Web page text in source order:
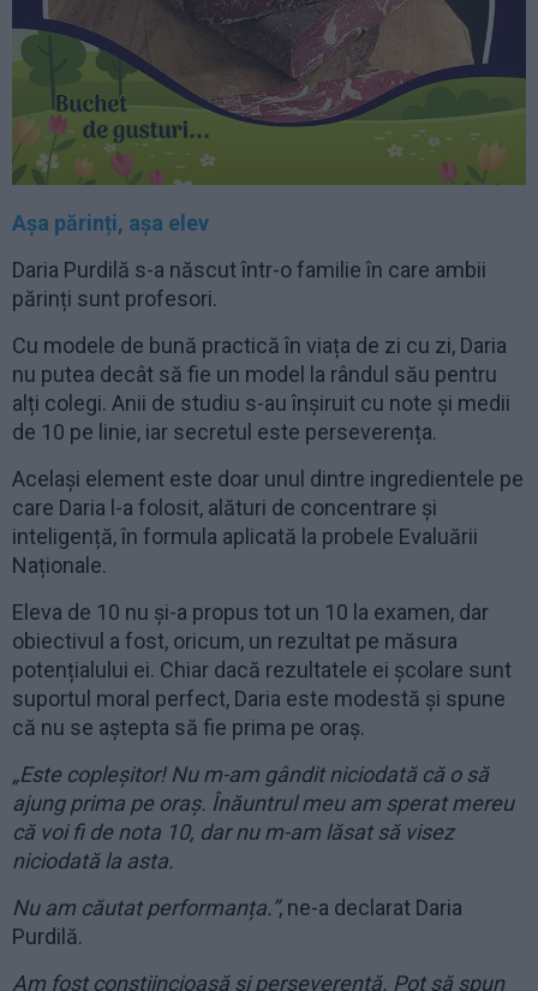
Așa părinți, așa elev
Daria Purdilă s-a născut într-o familie în care ambii
părinți sunt profesori.
Cu modele de bună practică în viața de zi cu zi, Daria
nu putea decât să fie un model la rândul său pentru
alți colegi. Anii de studiu s-au înșiruit cu note și medii
de 10 pe linie, iar secretul este perseverența.
Același element este doar unul dintre ingredientele pe
care Daria l-a folosit, alături de concentrare și
inteligență, în formula aplicată la probele Evaluării
Naționale.
Eleva de 10 nu și-a propus tot un 10 la examen, dar
obiectivul a fost, oricum, un rezultat pe măsura
potențialului ei. Chiar dacă rezultatele ei școlare sunt
suportul moral perfect, Daria este modestă și spune
că nu se aștepta să fie prima pe oraș.
„Este copleșitor! Nu m-am gândit niciodată că o să
ajung prima pe oraș. Înăuntrul meu am sperat mereu
că voi fi de nota 10, dar nu m-am lăsat să visez
niciodată la asta.
Nu am căutat performanța.”, ne-a declarat Daria
Purdilă.
Am fost conștiincioasă și perseverentă. Pot să spun